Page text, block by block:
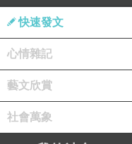
◎ 色差花布位置問題：
位置有所不同，商品顏
異，以實際商品顏色為
◎ 洗滌方法：深色衣服
用洗衣袋，並將洗衣機
不含漂白成份，以免褪染
快速發文
心情雜記
藝文欣賞
社會萬象